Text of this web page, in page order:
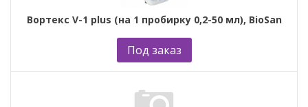
Вортекс V-1 plus (на 1 пробирку 0,2-50 мл), BioSan
Под заказ